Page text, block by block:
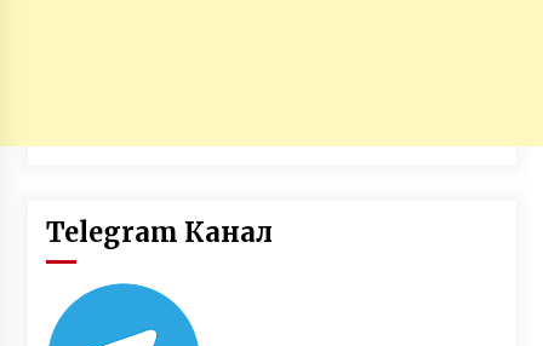
Telegram Канал